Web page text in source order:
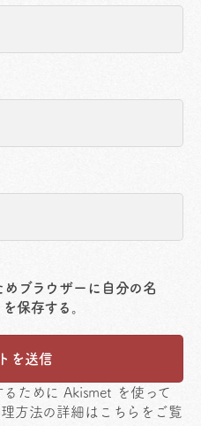
ブラウザーに自分の名
保存する。
ために Akismet を使って
方法の詳細はこちらをご覧